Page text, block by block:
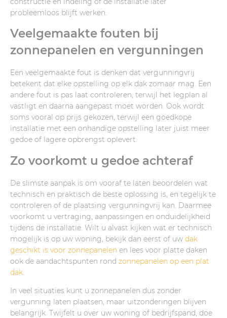
probleemloos blijft werken.
Veelgemaakte fouten bij
zonnepanelen en vergunningen
Een veelgemaakte fout is denken dat vergunningvrij
betekent dat elke opstelling op elk dak zomaar mag. Een
andere fout is pas laat controleren, terwijl het legplan al
vastligt en daarna aangepast moet worden. Ook wordt
soms vooral op prijs gekozen, terwijl een goedkope
installatie met een onhandige opstelling later juist meer
gedoe of lagere opbrengst oplevert.
Zo voorkomt u gedoe achteraf
De slimste aanpak is om vooraf te laten beoordelen wat
technisch en praktisch de beste oplossing is, en tegelijk te
controleren of de plaatsing vergunningvrij kan. Daarmee
voorkomt u vertraging, aanpassingen en onduidelijkheid
tijdens de installatie. Wilt u alvast kijken wat er technisch
mogelijk is op uw woning, bekijk dan eerst of uw dak
geschikt is voor zonnepanelen en lees voor platte daken
ook de aandachtspunten rond zonnepanelen op een plat
dak
In veel situaties kunt u zonnepanelen dus zonder
vergunning laten plaatsen, maar uitzonderingen blijven
belangrijk. Twijfelt u over uw woning of bedrijfspand, doe